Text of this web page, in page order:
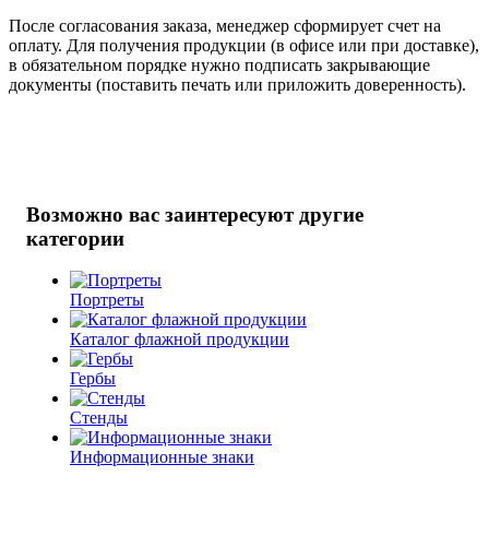
После согласования заказа, менеджер сформирует счет на
оплату. Для получения продукции (в офисе или при доставке),
в обязательном порядке нужно подписать закрывающие
документы (поставить печать или приложить доверенность).
Возможно вас заинтересуют другие
категории
Портреты
Каталог флажной продукции
Гербы
Стенды
Информационные знаки